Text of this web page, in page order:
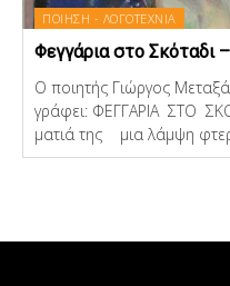
ΠΟΙΗΣΗ - ΛΟΓΟΤΕΧΝΙΑ
Φεγγάρια στο Σκόταδι
Ο ποιητής Γιώργος
γράφει: ΦΕΓΓΑΡΙΑ ΣΤΟ
ματιά της μια λάμψη